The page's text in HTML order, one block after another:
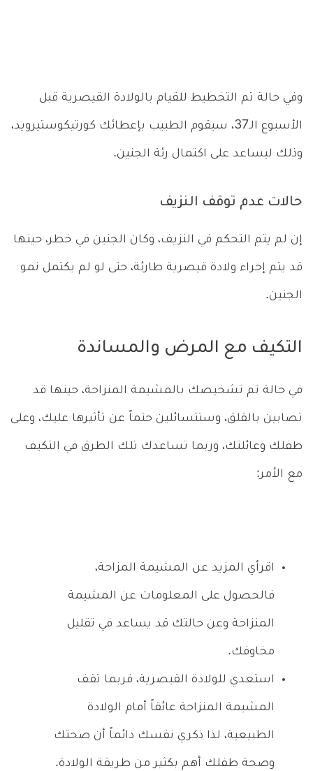
وفي حالة تم التخطيط للقيام بالولادة القيصرية قبل
الأسبوع الـ37، سيقوم الطبيب بإعطائك كورتيكوستيرويد،
وذلك ليساعد على اكتمال رئة الجنين.
حالات عدم توقف النزيف
إن لم يتم التحكم في النزيف، وكان الجنين في خطر، حينها
قد يتم إجراء ولادة قيصرية طارئة، حتى لو لم يكتمل نمو
الجنين.
التكيف مع المرض والمساندة
في حالة تم تشخيصك بالمشيمة المنزاحة، حينها قد
تصابين بالقلق، وستتسائلين حتماً عن تأثيرها عليك، وعلى
طفلك وعائلتك، وربما تساعدك تلك الطرق في التكيف
مع الأمر:
اقرأي المزيد عن المشيمة المزاحة،
فالحصول على المعلومات عن المشيمة
المنزاحة وعن حالتك قد يساعد في تقليل
مخاوفك.
استعدي للولادة القيصرية، فربما تقف
المشيمة المنزاحة عائقاً أمام الولادة
الطبيعية، لذا ذكري نفسك دائماً أن صحتك
وصحة طفلك أهم بكثير من طريقة الولادة.